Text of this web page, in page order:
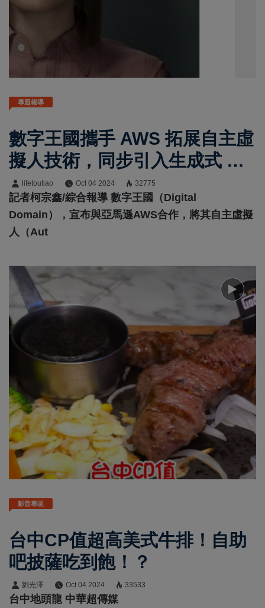
專題報導
數字王國攜手 AWS 拓展自主虛
擬人技術，同步引入生成式 AI
功能
lifetoutiao Oct 04 2024 32775
記者柯宗鑫/綜合報導 數字王國（Digital
Domain），宣布與亞馬遜AWS合作，將其自主虛擬
人（Aut
影音專區
台中CP值超高美式牛排！自助
吧披薩吃到飽！？
劉光澤 Oct 04 2024 33533
台中地頭龍 中華超傳媒